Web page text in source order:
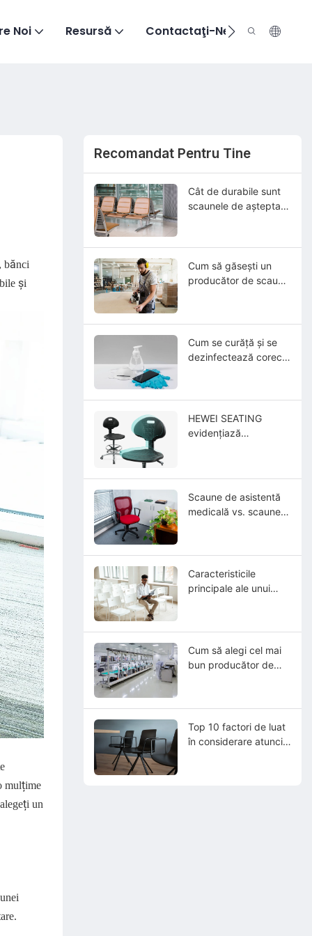
Noi Resursă Contactaţi-Ne
bănci
și
mulțime
un
Recomandat Pentru Tine
Cât de durabile sunt
scaunele de așteptare
Cum să găsești un
producător de scaune
Cum se curăță și se
dezinfectează corect
HEWEI SEATING
evidențiază
îngrijirea soluțiilor sale
avansate de scaune
cu piele integrală din
Scaune de asistentă
medicală vs. scaune
Caracteristicile
principale ale unui
încredere
Cum să alegi cel mai
bun producător de
Top 10 factori de luat
în considerare atunci